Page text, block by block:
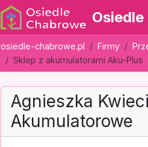
osiedle-chabrowe.pl Firmy
Sklep z akumulatorami Aku-Plus
Agnieszka
Akumulatorowe